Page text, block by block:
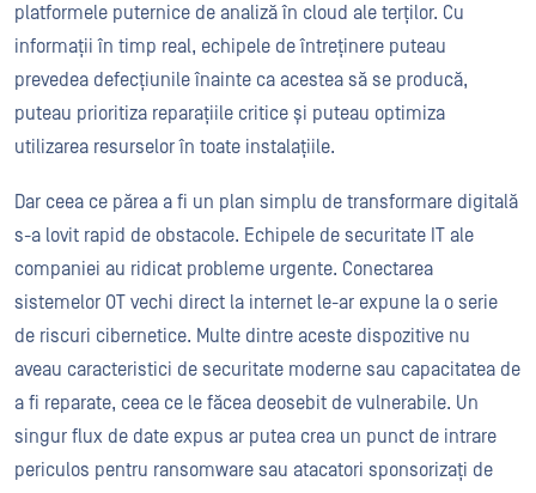
platformele puternice de analiză în cloud ale terților. Cu
informații în timp real, echipele de întreținere puteau
prevedea defecțiunile înainte ca acestea să se producă,
puteau prioritiza reparațiile critice și puteau optimiza
utilizarea resurselor în toate instalațiile.
Dar ceea ce părea a fi un plan simplu de transformare digitală
s-a lovit rapid de obstacole. Echipele de securitate IT ale
companiei au ridicat probleme urgente. Conectarea
sistemelor OT vechi direct la internet le-ar expune la o serie
de riscuri cibernetice. Multe dintre aceste dispozitive nu
aveau caracteristici de securitate moderne sau capacitatea de
a fi reparate, ceea ce le făcea deosebit de vulnerabile. Un
singur flux de date expus ar putea crea un punct de intrare
periculos pentru ransomware sau atacatori sponsorizați de